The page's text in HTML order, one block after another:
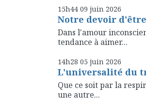
15h44 09 juin 2026
Notre devoir d'être
Dans l'amour
tendance à aimer...
14h28 05 juin 2026
L'universalité du
Que ce soit par la
une autre...